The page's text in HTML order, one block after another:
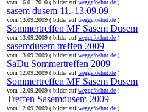
vom 16.01.2010 ( bilder aufweggefoehnt.de )
sasem dusem 11.-13.09.09
vom 13.09.2009 ( bilder aufweggefoehnt.de )
Sommertreffen MF Sasem Dusem
vom 13.09.2009 ( bilder aufweggefoehnt.de )
sasemdusem treffen 2009
vom 13.09.2009 ( bilder aufweggefoehnt.de )
SaDu Sommertreffen 2009
vom 12.09.2009 ( bilder aufweggefoehnt.de )
Sommertreffen MF Sasem Dusem
vom 12.09.2009 ( bilder aufweggefoehnt.de )
Treffen Sasemdusem 2009
vom 12.09.2009 ( bilder aufweggefoehnt.de )